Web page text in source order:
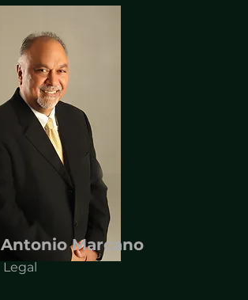
Antonio Marcano
Legal